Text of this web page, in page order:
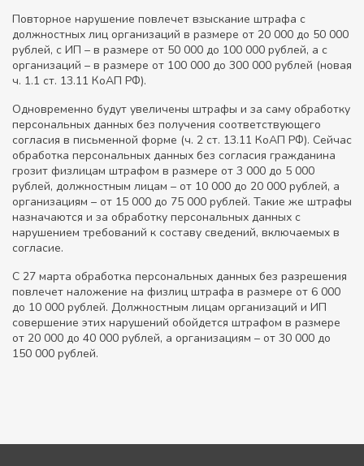
Повторное нарушение повлечет взыскание штрафа с
должностных лиц организаций в размере от 20 000 до 50 000
рублей, с ИП – в размере от 50 000 до 100 000 рублей, а с
организаций – в размере от 100 000 до 300 000 рублей (новая
ч. 1.1 ст. 13.11 КоАП РФ).
Одновременно будут увеличены штрафы и за саму обработку
персональных данных без получения соответствующего
согласия в письменной форме (ч. 2 ст. 13.11 КоАП РФ). Сейчас
обработка персональных данных без согласия гражданина
грозит физлицам штрафом в размере от 3 000 до 5 000
рублей, должностным лицам – от 10 000 до 20 000 рублей, а
организациям – от 15 000 до 75 000 рублей. Такие же штрафы
назначаются и за обработку персональных данных с
нарушением требований к составу сведений, включаемых в
согласие.
С 27 марта обработка персональных данных без разрешения
повлечет наложение на физлиц штрафа в размере от 6 000
до 10 000 рублей. Должностным лицам организаций и ИП
совершение этих нарушений обойдется штрафом в размере
от 20 000 до 40 000 рублей, а организациям – от 30 000 до
150 000 рублей.